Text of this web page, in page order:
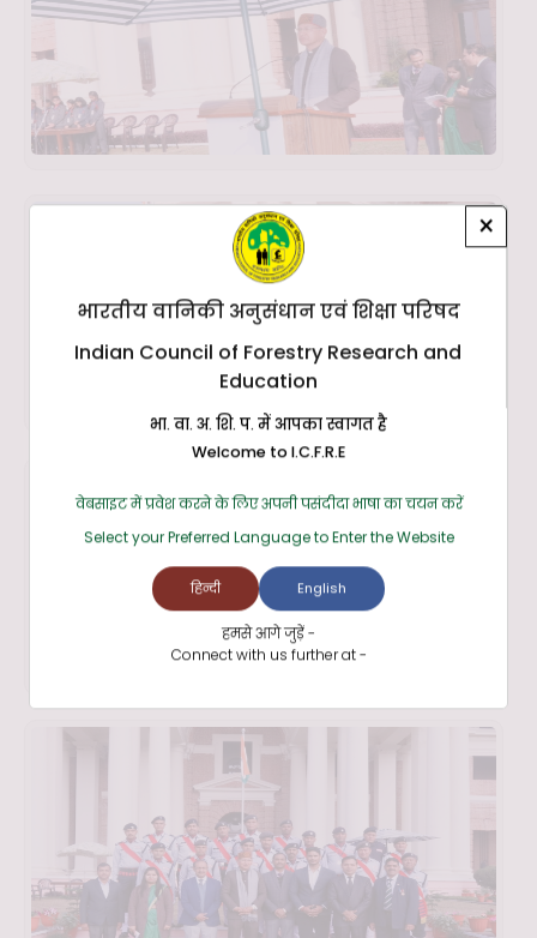
×
भारतीय वानिकी अनुसंधान एवं शिक्षा परिषद
Indian Council of Forestry Research and
Education
भा. वा. अ. शि. प. में आपका स्वागत है
Welcome to I.C.F.R.E
वेबसाइट में प्रवेश करने के लिए अपनी पसंदीदा भाषा का चयन करें
Select your Preferred Language to Enter the Website
हिन्दी English
हमसे आगे जुड़ें -
Connect with us further at -